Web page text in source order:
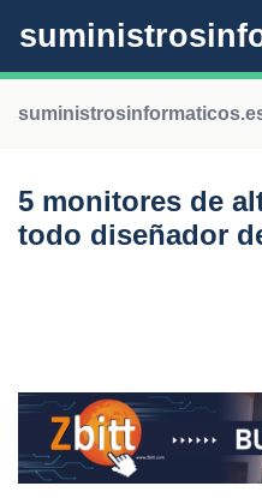
5 monitores de
todo diseñador